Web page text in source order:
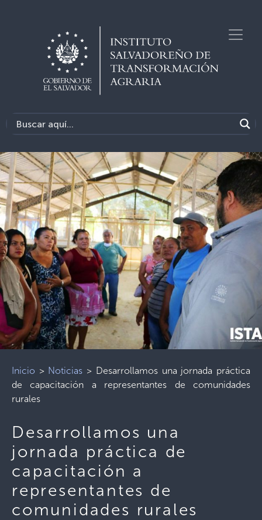
Inicio > Noticias > Desarrollamos una jornada práctica
de capacitación a representantes de comunidades
rurales
Desarrollamos una
jornada práctica de
capacitación a
representantes de
comunidades rurales